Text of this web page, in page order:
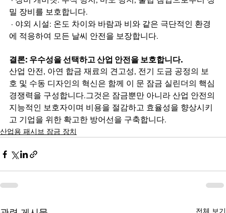
밀 장비를 보호합니다.
에 적응하여 모든 날씨 안전을 보장합니다.
결론: 우수성을 선택하고 산업 안전을 보호합니다.
산업 안전, 아연 합금 재료의 견고성, 전기 도금 공정의 보
호 및 수동 디자인의 혁신은 함께 이 문 잠금 실린더의 핵심
경쟁력을 구성합니다.그것은 잠금뿐만 아니라 산업 안전의
지능적인 보호자이며 비용을 절감하고 효율성을 향상시키
고 기업을 위한 확고한 방어선을 구축합니다.
산업용 패시브 잠금 장치
전체 보기